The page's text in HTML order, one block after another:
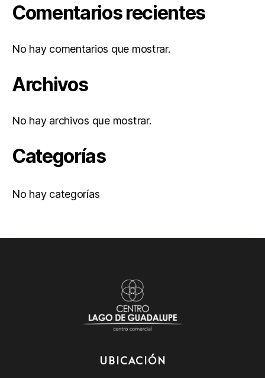
Comentarios recientes
No hay comentarios que mostrar.
Archivos
No hay archivos que mostrar.
Categorías
No hay categorías
UBICACIÓN